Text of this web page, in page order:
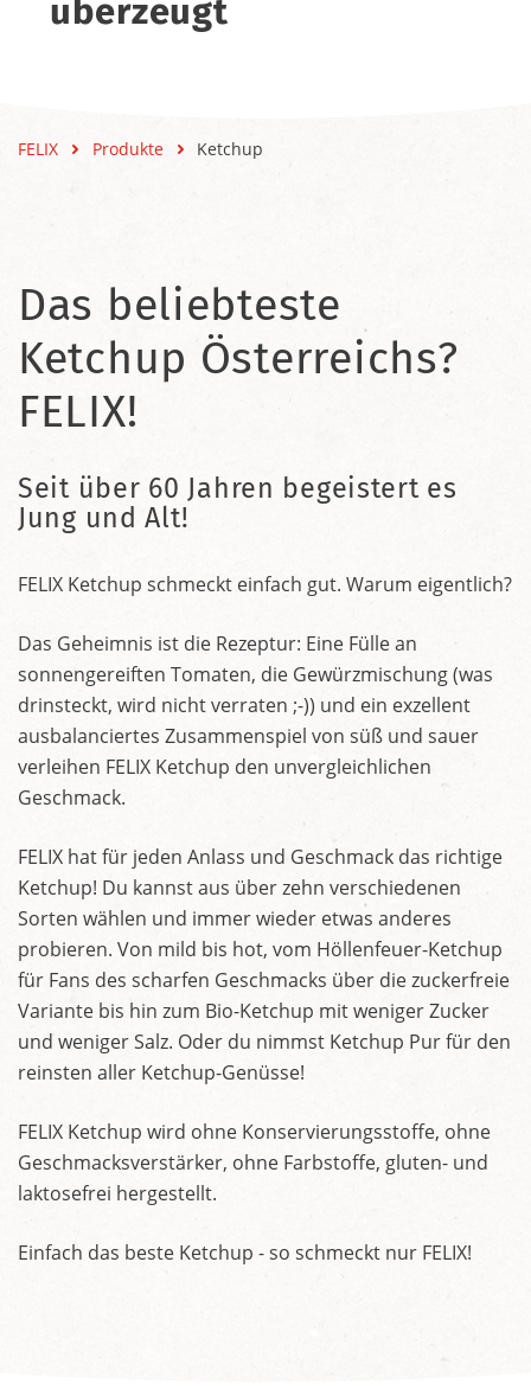
überzeugt
FELIX Produkte Ketchup
Das beliebteste
Ketchup Österreichs?
FELIX!
Seit über 60 Jahren begeistert es
Jung und Alt!
FELIX Ketchup schmeckt einfach gut. Warum eigentlich?
Das Geheimnis ist die Rezeptur: Eine Fülle an
sonnengereiften Tomaten, die Gewürzmischung (was
drinsteckt, wird nicht verraten ;-)) und ein exzellent
ausbalanciertes Zusammenspiel von süß und sauer
verleihen FELIX Ketchup den unvergleichlichen
Geschmack.
FELIX hat für jeden Anlass und Geschmack das richtige
Ketchup! Du kannst aus über zehn verschiedenen
Sorten wählen und immer wieder etwas anderes
probieren. Von mild bis hot, vom Höllenfeuer-Ketchup
für Fans des scharfen Geschmacks über die zuckerfreie
Variante bis hin zum Bio-Ketchup mit weniger Zucker
und weniger Salz. Oder du nimmst Ketchup Pur für den
reinsten aller Ketchup-Genüsse!
FELIX Ketchup wird ohne Konservierungsstoffe, ohne
Geschmacksverstärker, ohne Farbstoffe, gluten- und
laktosefrei hergestellt.
Einfach das beste Ketchup - so schmeckt nur FELIX!